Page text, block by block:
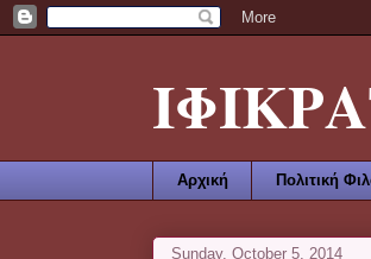
Αρχική Πολιτική
Sunday, October 5, 2014